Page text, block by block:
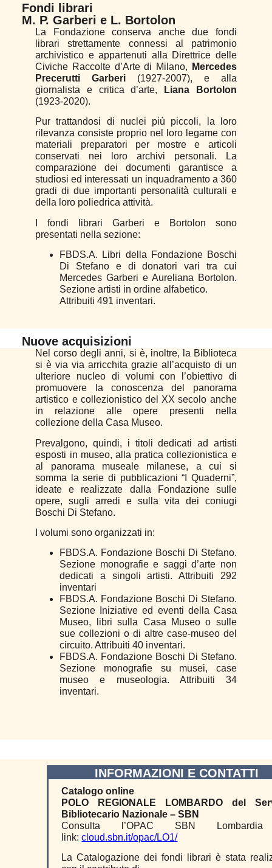
Fondi librari
M. P. Garberi e L. Bortolon
La Fondazione conserva anche due fondi
librari strettamente connessi al patrimonio
archivistico e appartenuti alla Direttrice delle
Civiche Raccolte d’Arte di Milano,
Mercedes
Precerutti Garberi (1927-2007), e alla
giornalista e critica d’arte,
Liana Bortolon
(1923-2020).
Pur trattandosi di nuclei più piccoli, la loro
rilevanza consiste proprio nel loro legame con
materiali preparatori per mostre e articoli
conservati nei loro archivi personali. La
comparazione dei documenti garantisce a
studiosi ed interessati un inquadramento a 360
gradi di due importanti personalità culturali e
della loro poliedrica attività.
I fondi librari Garberi e Bortolon sono
presentati nella sezione:
FBDS.A. Libri della Fondazione Boschi
Di Stefano e di donatori vari tra cui
Mercedes Garberi e Aureliana Bortolon.
Sezione artisti in ordine alfabetico.
Attribuiti 491 inventari.
Nuove acquisizioni
Nel corso degli anni, si è, inoltre, la Biblioteca
si è via via arricchita grazie all’acquisto di un
ulteriore nucleo di volumi con l’obiettivo di
promuovere la conoscenza del panorama
artistico e collezionistico del XX secolo anche
in relazione alle opere presenti nella
collezione della Casa Museo.
Prevalgono, quindi, i titoli dedicati ad artisti
esposti in museo, alla pratica collezionistica e
al panorama museale milanese, a cui si
somma la serie di pubblicazioni “I Quaderni”,
ideate e realizzate dalla Fondazione sulle
opere, sugli arredi e sulla vita dei coniugi
Boschi Di Stefano.
I volumi sono organizzati in:
FBDS.A. Fondazione Boschi Di Stefano.
Sezione monografie e saggi d’arte non
dedicati a singoli artisti. Attribuiti 292
inventari
FBDS.A. Fondazione Boschi Di Stefano.
Sezione Iniziative ed eventi della Casa
Museo, libri sulla Casa Museo o sulle
sue collezioni o di altre case-museo del
circuito. Attribuiti 40 inventari.
FBDS.A. Fondazione Boschi Di Stefano.
Sezione monografie su musei, case
museo e museologia. Attribuiti 34
inventari.
INFORMAZIONI E CONTATTI
Catalogo online
POLO REGIONALE LOMBARDO del
Bibliotecario Nazionale – SBN
Consulta l’OPAC SBN
link:cloud.sbn.it/opac/LO1/
La Catalogazione dei fondi librari è stata